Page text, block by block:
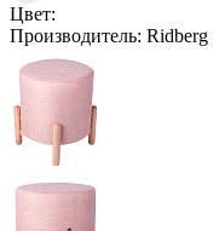
Цвет:
Производитель: Ridberg